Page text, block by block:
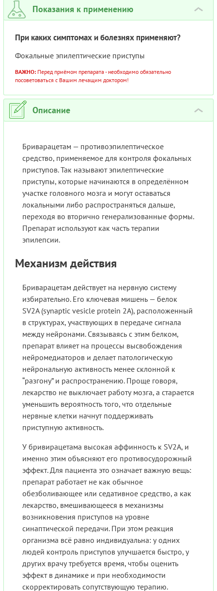
Показания к применению ›
При каких симптомах и болезнях применяют?
Фокальные эпилептические приступы
ВАЖНО: Перед приёмом препарата - необходимо обязательно
посоветоваться с Вашим лечащим доктором!
Описание ›
Бриварацетам — противоэпилептическое
средство, применяемое для контроля фокальных
приступов. Так называют эпилептические
приступы, которые начинаются в определённом
участке головного мозга и могут оставаться
локальными либо распространяться дальше,
переходя во вторично генерализованные формы.
Препарат используют как часть терапии
эпилепсии.
Механизм действия
Бриварацетам действует на нервную систему
избирательно. Его ключевая мишень — белок
SV2A (synaptic vesicle protein 2A), расположенный
в структурах, участвующих в передаче сигнала
между нейронами. Связываясь с этим белком,
препарат влияет на процессы высвобождения
нейромедиаторов и делает патологическую
нейрональную активность менее склонной к
“разгону” и распространению. Проще говоря,
лекарство не выключает работу мозга, а старается
уменьшить вероятность того, что отдельные
нервные клетки начнут поддерживать
приступную активность.
У бривирацетама высокая аффинность к SV2A, и
именно этим объясняют его противосудорожный
эффект. Для пациента это означает важную вещь:
препарат работает не как обычное
обезболивающее или седативное средство, а как
лекарство, вмешивающееся в механизмы
возникновения приступов на уровне
синаптической передачи. При этом реакция
организма всё равно индивидуальна: у одних
людей контроль приступов улучшается быстро, у
других врачу требуется время, чтобы оценить
эффект в динамике и при необходимости
скорректировать сопутствующую терапию.